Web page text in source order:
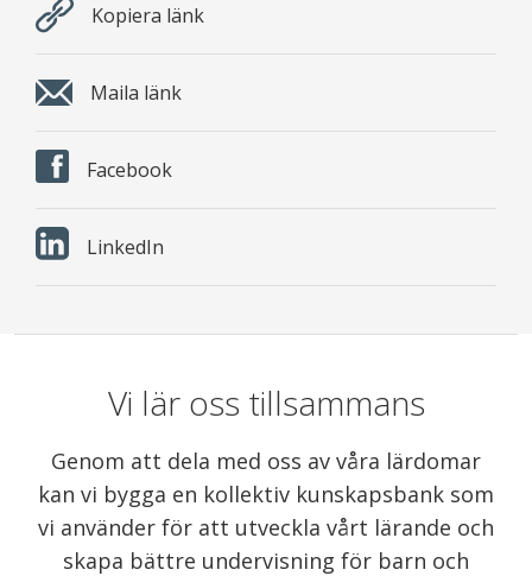
Kopiera länk
Maila länk
Facebook
LinkedIn
Vi lär oss tillsammans
Genom att dela med oss av våra lärdomar
kan vi bygga en kollektiv kunskapsbank som
vi använder för att utveckla vårt lärande och
skapa bättre undervisning för barn och